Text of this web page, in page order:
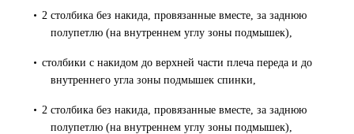
• 2 столбика без накида, провязанные вместе, за заднюю
полупетлю (на внутреннем углу зоны подмышек),
• столбики с накидом до верхней части плеча переда и до
внутреннего угла зоны подмышек спинки,
• 2 столбика без накида, провязанные вместе, за заднюю
полупетлю (на внутреннем углу зоны подмышек),